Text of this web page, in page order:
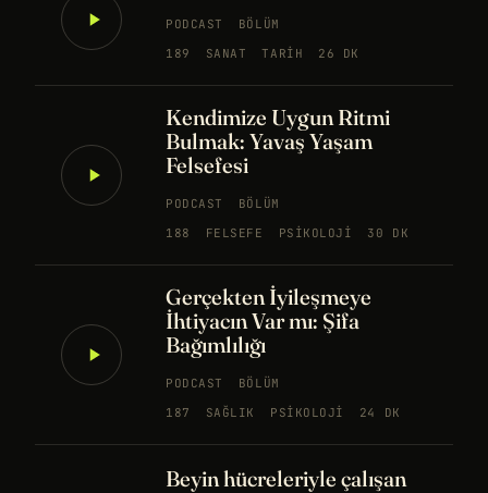
PODCAST
BÖLÜM
189
SANAT TARIH 26 DK
Kendimize Uygun Ritmi
Bulmak: Yavaş Yaşam
Felsefesi
PODCAST
BÖLÜM
188
FELSEFE PSIKOLOJI 30 DK
Gerçekten İyileşmeye
İhtiyacın Var mı: Şifa
Bağımlılığı
PODCAST
BÖLÜM
187
SAĞLIK PSIKOLOJI 24 DK
Beyin hücreleriyle çalışan